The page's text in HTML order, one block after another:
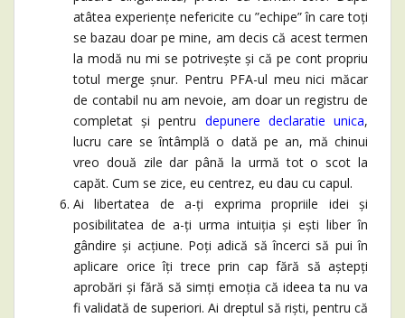
atâtea experiențe nefericite cu ”echipe” în care toți
se bazau doar pe mine, am decis că acest termen
la modă nu mi se potrivește și că pe cont propriu
totul merge șnur. Pentru PFA-ul meu nici măcar
de contabil nu am nevoie, am doar un registru de
completat și pentru depunere declaratie unica,
lucru care se întâmplă o dată pe an, mă chinui
vreo două zile dar până la urmă tot o scot la
capăt. Cum se zice, eu centrez, eu dau cu capul.
Ai libertatea de a-ți exprima propriile idei și
posibilitatea de a-ți urma intuiția și ești liber în
gândire și acțiune. Poți adică să încerci să pui în
aplicare orice îți trece prin cap fără să aștepți
aprobări și fără să simți emoția că ideea ta nu va
fi validată de superiori. Ai dreptul să riști, pentru că